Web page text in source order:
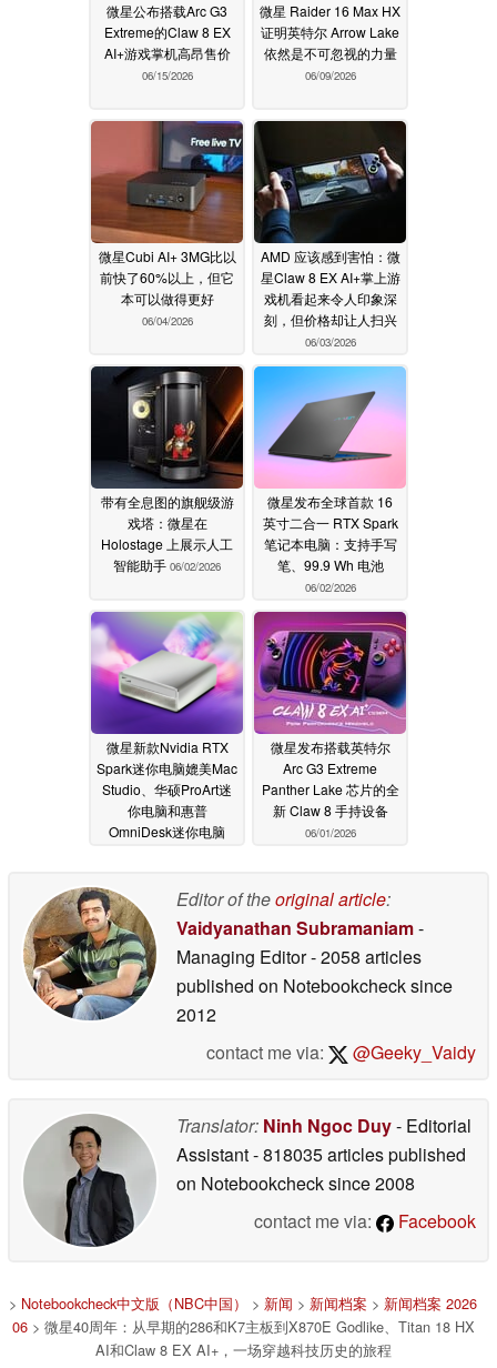
微星公布搭载Arc G3
Extreme的Claw 8 EX
AI+游戏掌机高昂售价
06/15/2026
微星 Raider 16 Max HX
证明英特尔 Arrow Lake
依然是不可忽视的力量
06/09/2026
微星Cubi AI+ 3MG比以
前快了60%以上，但它
本可以做得更好
06/04/2026
AMD 应该感到害怕：微
星Claw 8 EX AI+掌上游
戏机看起来令人印象深
刻，但价格却让人扫兴
06/03/2026
带有全息图的旗舰级游
戏塔：微星在
Holostage 上展示人工
智能助手 06/02/2026
微星发布全球首款 16
英寸二合一 RTX Spark
笔记本电脑：支持手写
笔、99.9 Wh 电池
06/02/2026
微星新款Nvidia RTX
Spark迷你电脑媲美Mac
Studio、华硕ProArt迷
你电脑和惠普
OmniDesk迷你电脑
微星发布搭载英特尔
Arc G3 Extreme
Panther Lake 芯片的全
新 Claw 8 手持设备
06/01/2026
Editor of theoriginal article:
Vaidyanathan Subramaniam-
Managing Editor- 2058 articles
published on Notebookchecksince
2012
contact me via:
@Geeky_Vaidy
Translator: Ninh Ngoc Duy- Editorial
Assistant- 818035 articles published
on Notebookchecksince 2008
contact me via:
Facebook
> Notebookcheck中文版（NBC中国） > 新闻 > 新闻档案 > 新闻档案 2026
06> 微星40周年：从早期的286和K7主板到X870E Godlike、Titan 18 HX
AI和Claw 8 EX AI+，一场穿越科技历史的旅程